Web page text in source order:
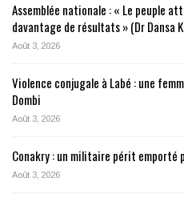
Assemblée nationale : « Le peuple
davantage de résultats » (Dr Dansa
Août 3, 2026
Violence conjugale à Labé : une
Dombi
Août 3, 2026
Conakry : un militaire périt emporté
Août 3, 2026